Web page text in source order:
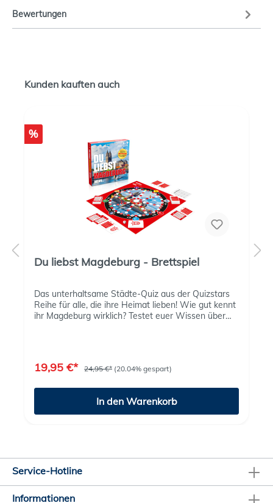
Bewertungen
Kunden kauften auch
%
Du liebst Magdeburg - Brettspiel
Das unterhaltsame Städte-Quiz aus der Quizstars
Reihe für alle, die ihre Heimat lieben! Wie gut kennt
ihr Magdeburg wirklich? Testet euer Wissen über
8 Spieler ab 8 Jahren. Ob beim Familienabend, mit
den Quiz-Duellen und beweist, wer das wahre
Magdeburg-Gen hat. Wer schafft es, sich bis zum
Super-Experten hochzuspielen? Findet es heraus –
19,95 €* 24,95 €* (20.04% gespart)
In den Warenkorb
Service-Hotline
Informationen